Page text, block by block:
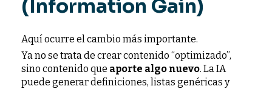
(Information Gain)
Aquí ocurre el cambio más importante.
Ya no se trata de crear contenido “optimizado”,
sino contenido que aporte algo nuevo. La IA
puede generar definiciones, listas genéricas y